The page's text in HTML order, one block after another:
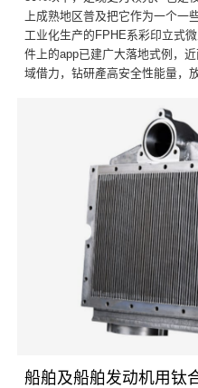
上成熟地区普及把它作为一个一
工业化生产的FPHE系彩印立式
件上的app已建广大落地式例，
域借力，钻研產高安全性能量，
船舶及船舶发动机用钛